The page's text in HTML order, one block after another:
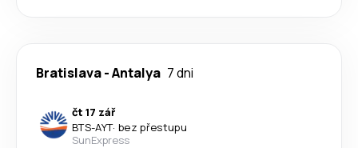
Bratislava-Antalya 7 dni
čt 17 zář
BTS-AYT· bez přestupu
SunExpress